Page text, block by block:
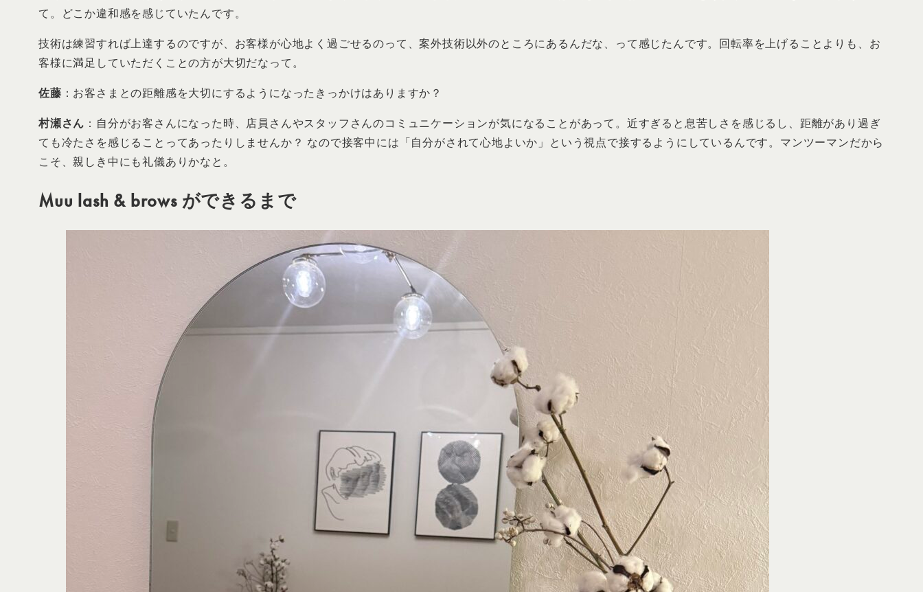
て。どこか違和感を感じていたんです。
技術は練習すれば上達するのですが、お客様が心地よく過ごせるのって、案外技術以外のところにあるんだな、って感じたんです。回転率を上げることよりも、お
客様に満足していただくことの方が大切だなって。
佐藤 ：お客さまとの距離感を大切にするようになったきっかけはありますか？
村瀬さん ：自分がお客さんになった時、店員さんやスタッフさんのコミュニケーションが気になることがあって。近すぎると息苦しさを感じるし、距離があり過ぎ
ても冷たさを感じることってあったりしませんか？ なので接客中には「自分がされて心地よいか」という視点で接するようにしているんです。マンツーマンだから
こそ、親しき中にも礼儀ありかなと。
Muu lash & brows ができるまで